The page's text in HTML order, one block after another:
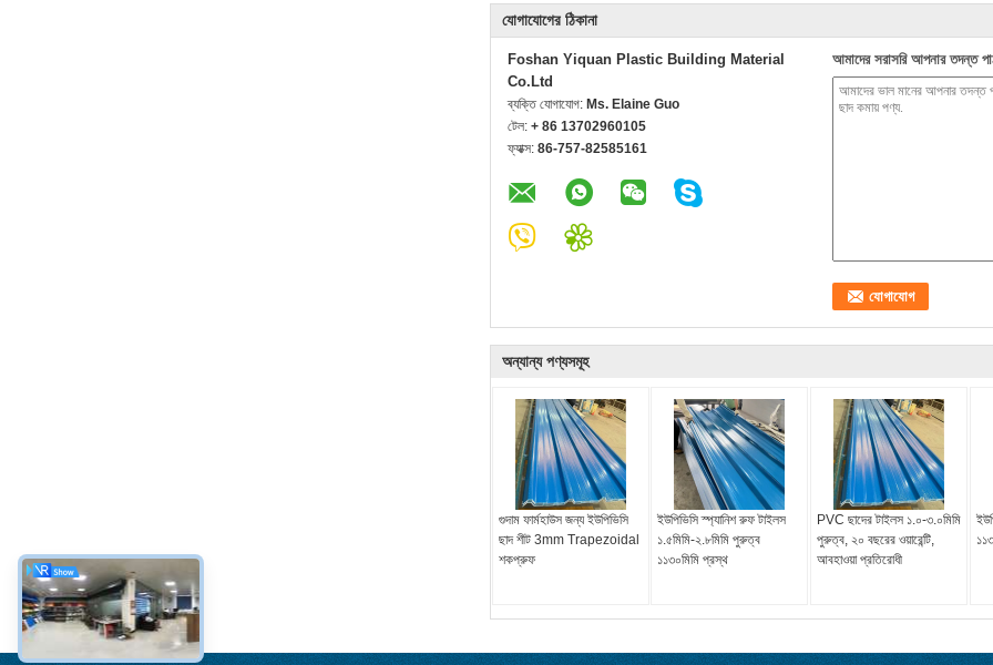
যোগাযোগের ঠিকানা
Foshan Yiquan Plastic Building Material
Co.Ltd
ব্যক্তি যোগাযোগ: Ms. Elaine Guo
টেল: + 86 13702960105
ফ্যাক্স: 86-757-82585161
আমাদের সরাসরি আপনার তদন্ত
অন্যান্য পণ্যসমূহ
গুদাম ফার্মহাউস জন্য ইউপিভিসি
ছাদ শীট 3mm Trapezoidal
শকপ্রুফ
ইউপিভিসি স্প্যানিশ রুফ টাইলস
১.৫মিমি-২.৮মিমি পুরুত্ব
১১৩০মিমি প্রস্থ
PVC ছাদের টাইলস ১.০-৩.০মিমি
পুরুত্ব, ২০ বছরের ওয়ারেন্টি,
আবহাওয়া প্রতিরোধী